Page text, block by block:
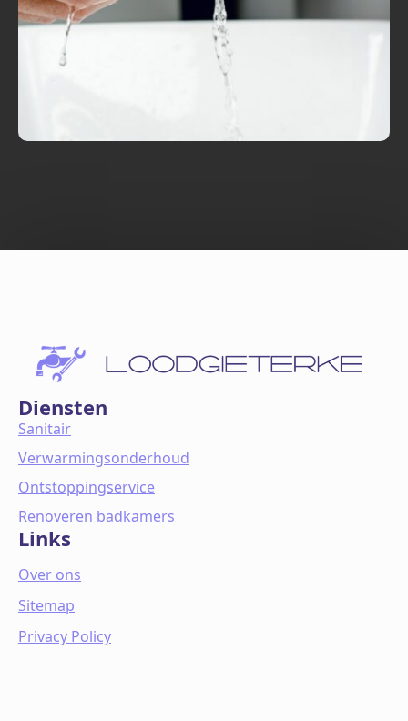
Diensten
Sanitair
Verwarmingsonderhoud
Ontstoppingservice
Renoveren badkamers
Links
Over ons
Sitemap
Privacy Policy